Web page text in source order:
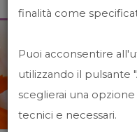
finalità come
Puoi acconsentire
utilizzando il pulsante
sceglierai una
tecnici e necessari.